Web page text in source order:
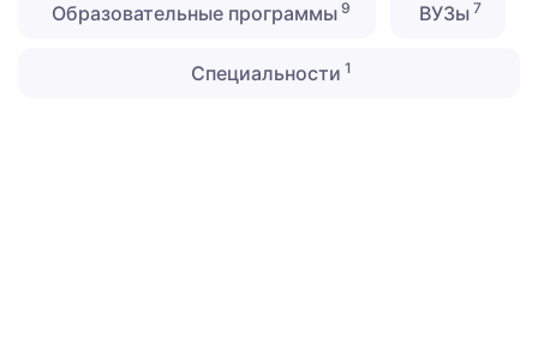
Образовательные программы 9 ВУЗы7
Специальности 1